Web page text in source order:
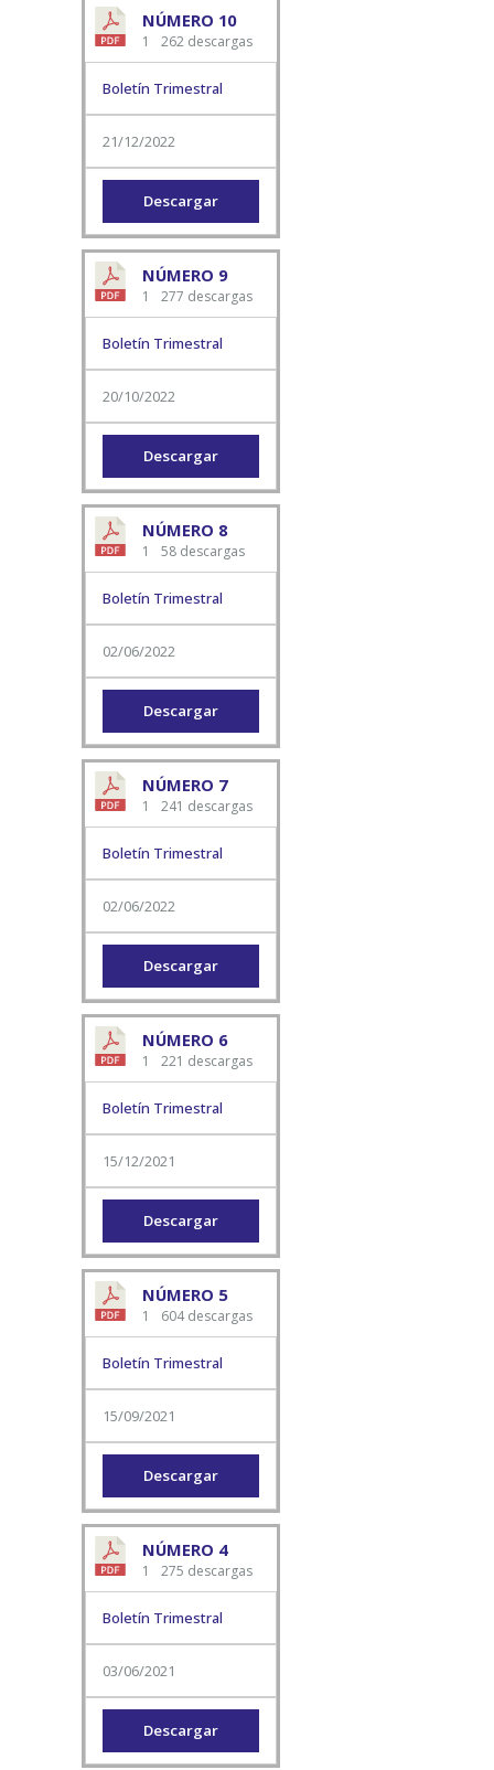
NÚMERO 10
1 262 descargas
Boletín Trimestral
21/12/2022
Descargar
NÚMERO 9
1 277 descargas
Boletín Trimestral
20/10/2022
Descargar
NÚMERO 8
1 58 descargas
Boletín Trimestral
02/06/2022
Descargar
NÚMERO 7
1 241 descargas
Boletín Trimestral
02/06/2022
Descargar
NÚMERO 6
1 221 descargas
Boletín Trimestral
15/12/2021
Descargar
NÚMERO 5
1 604 descargas
Boletín Trimestral
15/09/2021
Descargar
NÚMERO 4
1 275 descargas
Boletín Trimestral
03/06/2021
Descargar